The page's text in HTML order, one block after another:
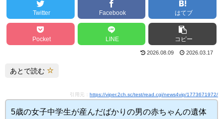
Twitter Facebook はてブ
Pocket LINE コピー
2026.08.09 2026.03.17
あとで読む
引用元： https://viper.2ch.sc/test/read.cgi/news4vip/1773671972/
5歳の女子中学生が産んだばかりの男の赤ちゃんの遺体